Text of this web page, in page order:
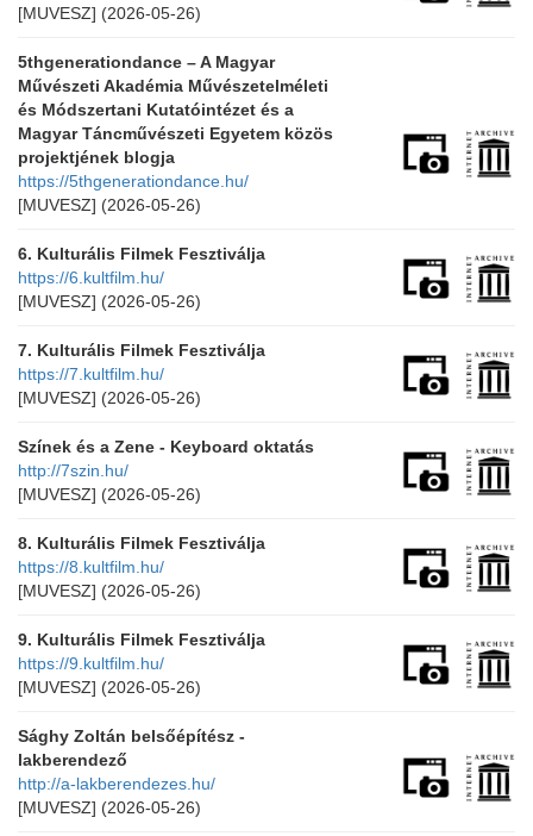
[MUVESZ] (2026-05-26)
5thgeneration​dance – A Magyar
Művészeti Akadémia Művészetelméleti
és Módszertani Kutatóintézet és a
Magyar Táncművészeti Egyetem közös
projektjének blogja
https://5thgenerationdance.hu/
[MUVESZ] (2026-05-26)
6. Kulturális Filmek Fesztiválja
https://6.kultfilm.hu/
[MUVESZ] (2026-05-26)
7. Kulturális Filmek Fesztiválja
https://7.kultfilm.hu/
[MUVESZ] (2026-05-26)
Színek és a Zene - Keyboard oktatás
http://7szin.hu/
[MUVESZ] (2026-05-26)
8. Kulturális Filmek Fesztiválja
https://8.kultfilm.hu/
[MUVESZ] (2026-05-26)
9. Kulturális Filmek Fesztiválja
https://9.kultfilm.hu/
[MUVESZ] (2026-05-26)
Sághy Zoltán belsőépítész -
lakberendező
http://a-lakberendezes.hu/
[MUVESZ] (2026-05-26)